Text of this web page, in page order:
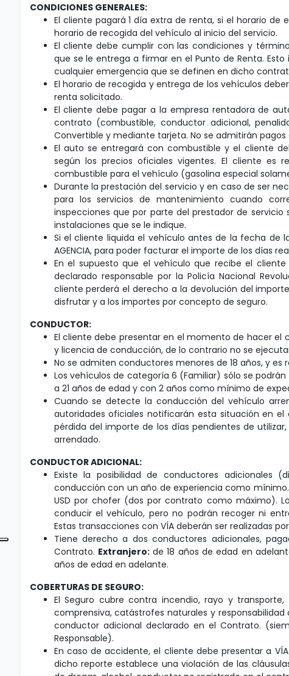
CONDICIONES GENERALES:
El cliente pagará 1 día extra de renta, si el horario
horario de recogida del vehículo al inicio del servicio.
El cliente debe cumplir con las condiciones y
que se le entrega a firmar en el Punto de Renta.
cualquier emergencia que se definen en dicho
El horario de recogida y entrega de los vehículos
renta solicitado.
El cliente debe pagar a la empresa rentadora de
contrato (combustible, conductor adicional,
Convertible y mediante tarjeta. No se admitirán
El auto se entregará con combustible y el cliente
según los precios oficiales vigentes. El cliente es
combustible para el vehículo (gasolina especial
Durante la prestación del servicio y en caso de ser
para los servicios de mantenimiento cuando
inspecciones que por parte del prestador de
instalaciones que se le indique.
Si el cliente liquida el vehículo antes de la fecha de
AGENCIA, para poder facturar el importe de los días
En el supuesto que el vehículo que recibe el
declarado responsable por la Policía Nacional
cliente perderá el derecho a la devolución del
disfrutar y a los importes por concepto de seguro.
CONDUCTOR:
El cliente debe presentar en el momento de hacer el
y licencia de conducción, de lo contrario no se
No se admiten conductores menores de 18 años, y
Los vehículos de categoría 6 (Familiar) sólo se
a 21 años de edad y con 2 años como mínimo de
Cuando se detecte la conducción del vehículo
autoridades oficiales notificarán esta situación en
pérdida del importe de los días pendientes de
arrendado.
CONDUCTOR ADICIONAL:
Existe la posibilidad de conductores
conducción con un año de experiencia como
USD por chofer (dos por contrato como máximo).
conducir el vehículo, pero no podrán recoger ni
Estas transacciones con VÍA deberán ser realizadas
Tiene derecho a dos conductores adicionales,
Contrato. Extranjero: de 18 años de edad en
años de edad en adelante.
COBERTURAS DE SEGURO:
El Seguro cubre contra incendio, rayo y
comprensiva, catástrofes naturales y
conductor adicional declarado en el Contrato.
Responsable).
En caso de accidente, el cliente debe presentar a
dicho reporte establece una violación de las